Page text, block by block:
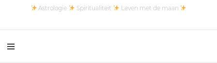
Astrologie Spiritualiteit Leven met de maan